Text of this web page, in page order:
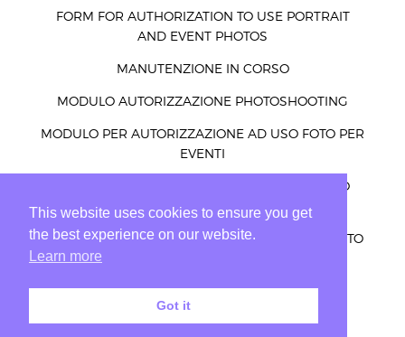
FORM FOR AUTHORIZATION TO USE PORTRAIT
AND EVENT PHOTOS
MANUTENZIONE IN CORSO
MODULO AUTORIZZAZIONE PHOTOSHOOTING
MODULO PER AUTORIZZAZIONE AD USO FOTO PER
EVENTI
MODULO PER AUTORIZZAZIONE AD USO FOTO
RITRATTI ED EVENTI
PRIVACY – COOKIES – LEGGE E ALTRO PER UN SITO
PRIVACY POLICY DISCLAIMER
SOFTWARE INDISPENSABILI TEST MAPPA
This website uses cookies to ensure you get
the best experience on our website.
Learn more
Got it